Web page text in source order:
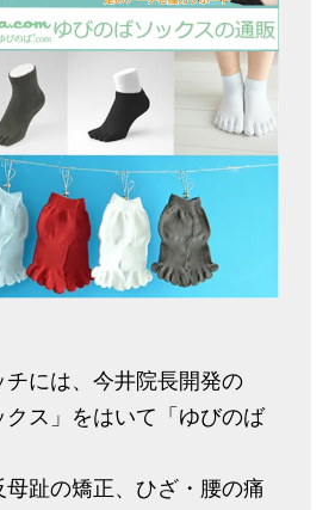
チには、今井院長開発の
クス」をはいて「ゆびのば
母趾の矯正、ひざ・腰の痛